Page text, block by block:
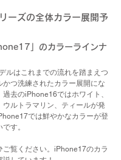
ーズの全体カラー展開予
」のカラーラインナ
ルはこれまでの流れを踏まえつ
かつ洗練されたカラー展開にな
去のiPhone16ではホワイト、
ウルトラマリン、ティールが発
では鮮やかなカラーが登
す。
ご覧ください。iPhone17のカラ